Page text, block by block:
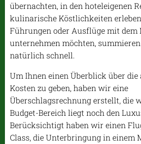
übernachten, in den hoteleigenen
kulinarische Köstlichkeiten
Führungen oder Ausflüge mit dem
unternehmen möchten,
natürlich schnell.
Um Ihnen einen Überblick über die
Kosten zu geben, haben wir eine
Überschlagsrechnung erstellt, die
Budget-Bereich liegt noch den
Berücksichtigt haben wir einen
Class, die Unterbringung in einem